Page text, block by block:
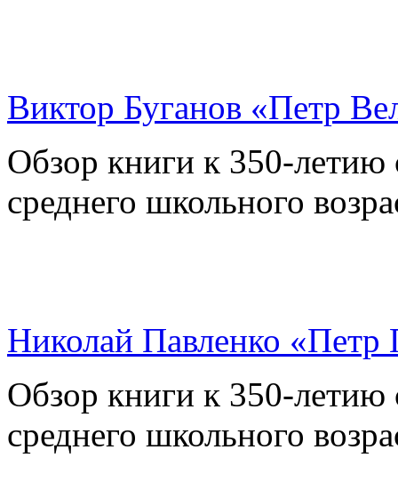
Виктор Буганов «Петр
Обзор книги к 350-
среднего школьного
Николай Павленко «Петр
Обзор книги к 350-
среднего школьного